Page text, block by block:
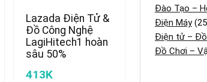
Lazada Điện Tử &
Đồ Công Nghệ
LagiHitech1 hoàn
sâu 50%
413K
Đào Tạo –
Điện Máy
Điện tử –
Đồ Chơi –